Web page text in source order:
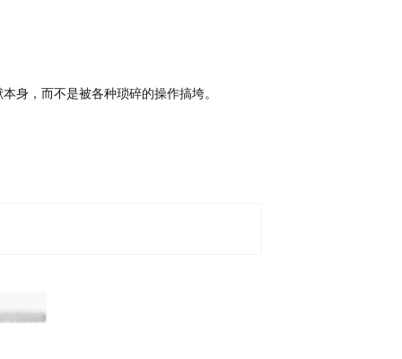
身，而不是被各种琐碎的操作搞垮。